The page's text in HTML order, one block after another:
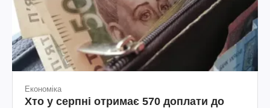
Економіка
Хто у серпні отримає 570 доплати до